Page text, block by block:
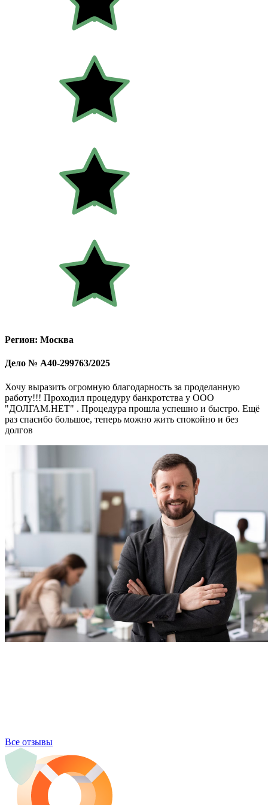
Регион: Москва
Дело № А40-299763/2025
Хочу выразить огромную благодарность за проделанную
работу!!! Проходил процедуру банкротства у ООО
"ДОЛГАМ.НЕТ" . Процедура прошла успешно и быстро. Ещё
раз спасибо большое, теперь можно жить спокойно и без
долгов
Все отзывы